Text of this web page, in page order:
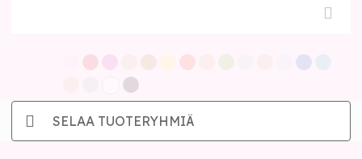
SELAA TUOTERYHMIÄ